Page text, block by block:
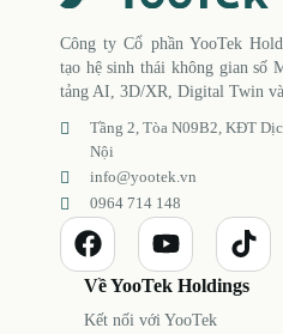
Công ty Cổ phần YooTek
tạo hệ sinh thái không gian số
tảng AI, 3D/XR, Digital Twin
Tầng 2, Tòa N09B2, KĐT
Nội
info@yootek.vn
0964 714 148
Về YooTek Holdings
Kết nối với YooTek